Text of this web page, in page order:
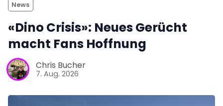
News
«Dino Crisis»: Neues Gerücht
macht Fans Hoffnung
Chris Bucher
7. Aug. 2026